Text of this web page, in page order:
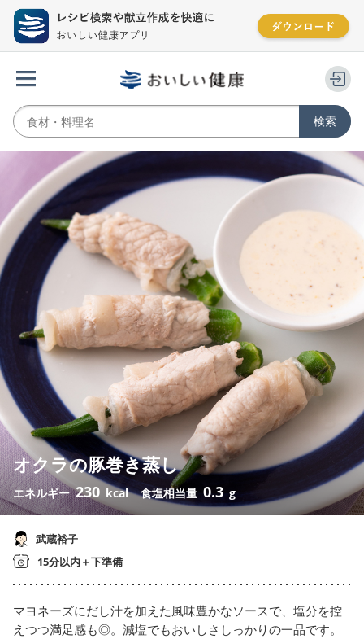
オクラの豚巻き蒸し
エネルギー230 kcal 食塩相当量 0.3 g
武蔵裕子
15分以内＋下準備
マヨネーズにだし汁を加えた風味豊かなソースで、塩分を控
えつつ満足感も◎。減塩でもおいしさしっかりの一品です。